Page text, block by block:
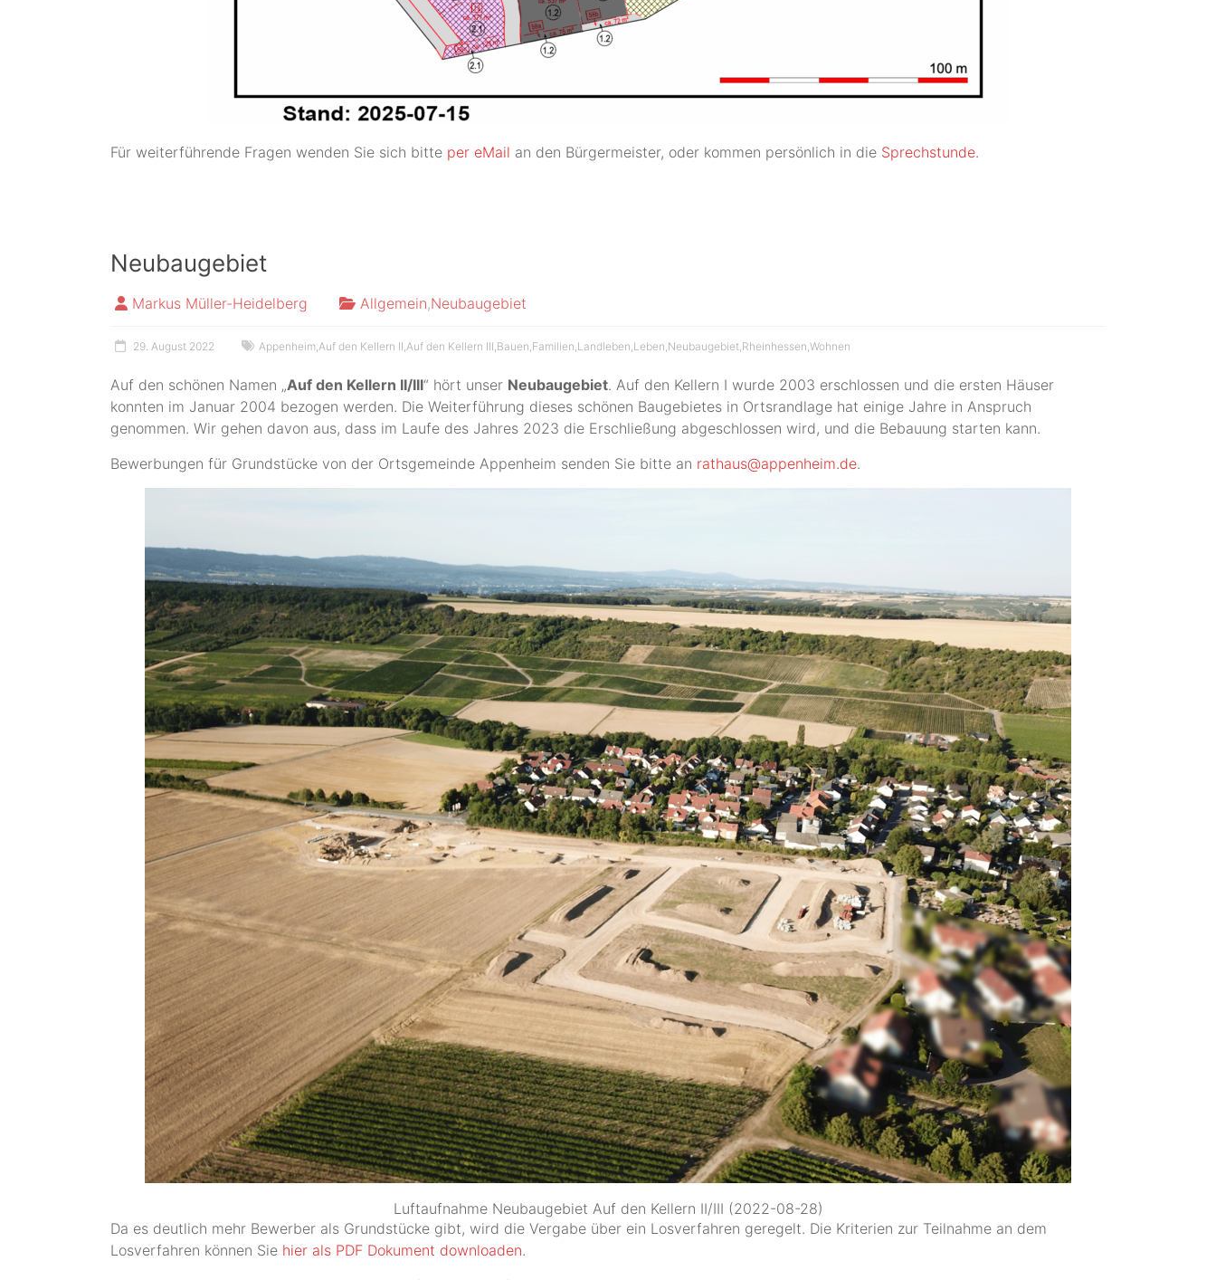
Für weiterführende Fragen wenden Sie sich bitte per eMail an den Bürgermeister, oder kommen persönlich in die Sprechstunde.
Neubaugebiet
Markus Müller-Heidelberg Allgemein,Neubaugebiet
29. August 2022 Appenheim,Auf den Kellern II,Auf den Kellern III,Bauen,Familien,Landleben,Leben,Neubaugebiet,Rheinhessen,Wohnen
Auf den schönen Namen „Auf den Kellern II/III“ hört unser Neubaugebiet. Auf den Kellern I wurde 2003 erschlossen und die ersten Häuser
konnten im Januar 2004 bezogen werden. Die Weiterführung dieses schönen Baugebietes in Ortsrandlage hat einige Jahre in Anspruch
genommen. Wir gehen davon aus, dass im Laufe des Jahres 2023 die Erschließung abgeschlossen wird, und die Bebauung starten kann.
Bewerbungen für Grundstücke von der Ortsgemeinde Appenheim senden Sie bitte an rathaus@appenheim.de.
Luftaufnahme Neubaugebiet Auf den Kellern II/III (2022-08-28)
Da es deutlich mehr Bewerber als Grundstücke gibt, wird die Vergabe über ein Losverfahren geregelt. Die Kriterien zur Teilnahme an dem
Losverfahren können Sie hier als PDF Dokument downloaden.